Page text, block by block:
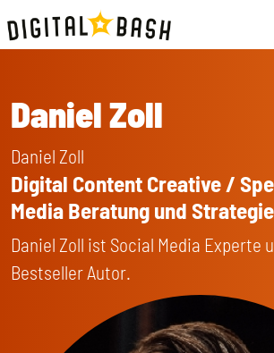
Daniel Zoll
Daniel Zoll
Digital Content Creative /
Media Beratung und Strategie
Daniel Zoll ist Social Media Experte
Bestseller Autor.